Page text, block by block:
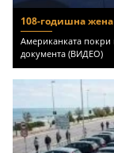
108-годишна
Американката покри
документа (ВИДЕО)